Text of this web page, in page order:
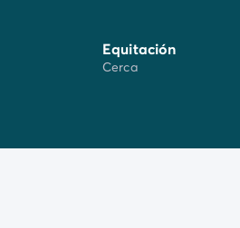
Equitación
Cerca